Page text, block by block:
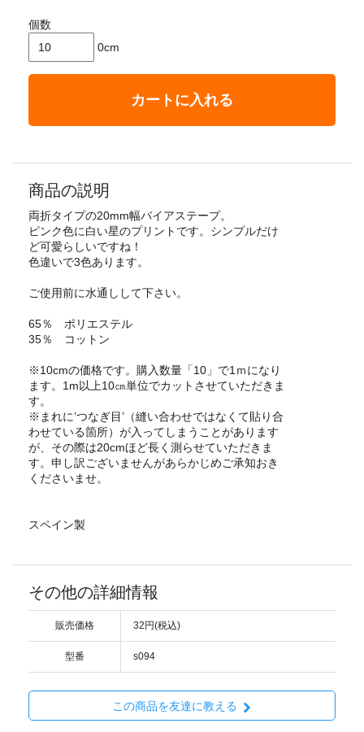
個数
0cm
カートに入れる
商品の説明
両折タイプの20mm幅バイアステープ。
ピンク色に白い星のプリントです。シンプルだけ
ど可愛らしいですね！
色違いで3色あります。
ご使用前に水通しして下さい。
65％ ポリエステル
35％ コットン
※10cmの価格です。購入数量「10」で1ｍになり
ます。1m以上10㎝単位でカットさせていただきま
す。
※まれに’つなぎ目’（縫い合わせではなくて貼り合
わせている箇所）が入ってしまうことがあります
が、その際は20cmほど長く測らせていただきま
す。申し訳ございませんがあらかじめご承知おき
くださいませ。
スペイン製
その他の詳細情報
販売価格 32円(税込)
型番 s094
この商品を友達に教える